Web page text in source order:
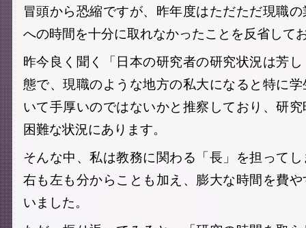
冒頭から恐縮ですが、昨年度はただただ現職
への時間を十分に取れなかったことを反省して
昨今良く聞く「日本の研究者の研究状況は芳
態で、現職のような地方の私大になると特に
いて手厚いのではないかと推察しており、研
困難な状況にあります。
そんな中、私は教務に関わる「長」を担って
右も左も分からことも加え、膨大な時間を費
いました。